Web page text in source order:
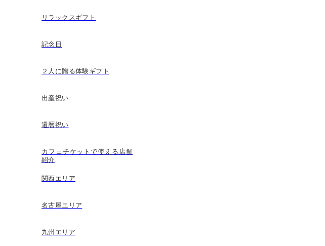
リラックスギフト
記念日
２人に贈る体験ギフト
出産祝い
還暦祝い
カフェチケットで使える店舗
紹介
関西エリア
名古屋エリア
九州エリア